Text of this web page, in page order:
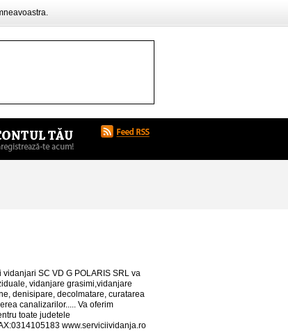
SC VD G POLARIS SRL va
vidanjare grasimi,vidanjare
denisipare, decolmatare, curatarea
canalizarilor..... Va oferim
toate judetele
www.serviciividanja.ro